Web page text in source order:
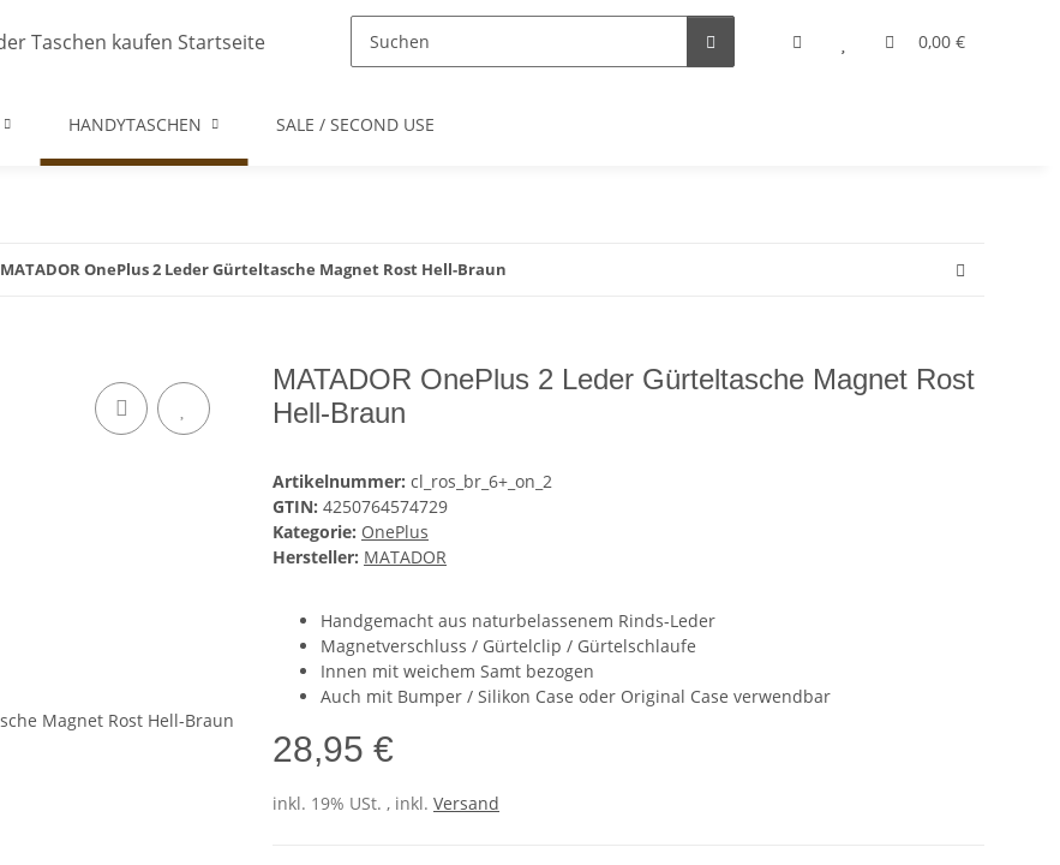
0,00 €
HANDYTASCHEN SALE / SECOND USE
MATADOR OnePlus 2 Leder Gürteltasche Magnet Rost Hell-Braun
MATADOR OnePlus 2 Leder Gürteltasche Magnet Rost
Hell-Braun
Artikelnummer: cl_ros_br_6+_on_2
GTIN: 4250764574729
Kategorie: OnePlus
Hersteller: MATADOR
Handgemacht aus naturbelassenem Rinds-Leder
Magnetverschluss / Gürtelclip / Gürtelschlaufe
Innen mit weichem Samt bezogen
Auch mit Bumper / Silikon Case oder Original Case verwendbar
28,95 €
inkl. 19% USt. , inkl. Versand